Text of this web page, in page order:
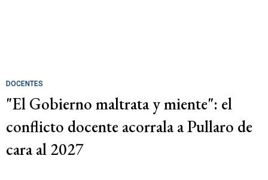
DOCENTES
"El Gobierno maltrata y miente": el
conflicto docente acorrala a Pullaro de
cara al 2027